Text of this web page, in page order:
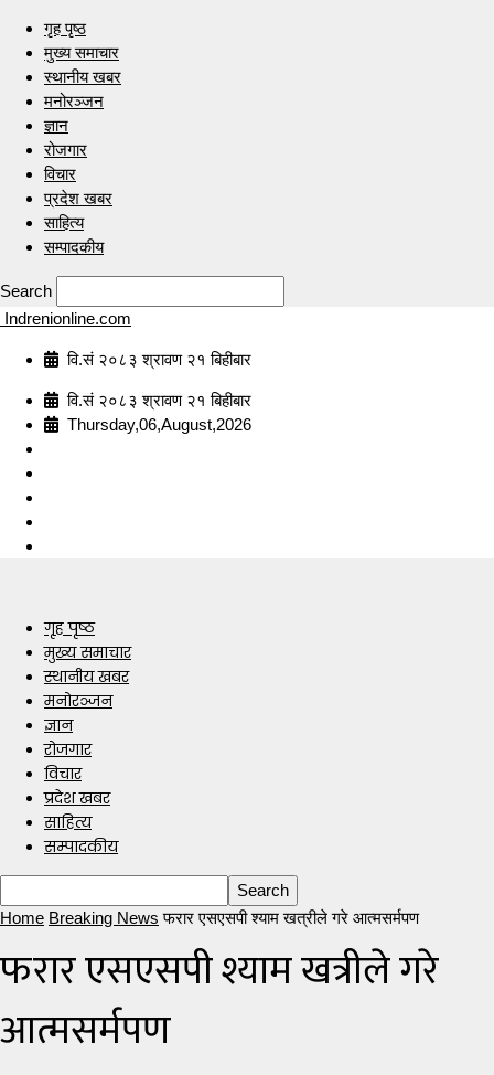
गृह पृष्ठ
मुख्य समाचार
स्थानीय खबर
मनोरञ्जन
ज्ञान
रोजगार
विचार
प्रदेश खबर
साहित्य
सम्पादकीय
Search
Indrenionline.com
वि.सं २०८३ श्रावण २१ बिहीबार
वि.सं २०८३ श्रावण २१ बिहीबार
Thursday,06,August,2026
गृह पृष्ठ
मुख्य समाचार
स्थानीय खबर
मनोरञ्जन
ज्ञान
रोजगार
विचार
प्रदेश खबर
साहित्य
सम्पादकीय
Home Breaking News फरार एसएसपी श्याम खत्रीले गरे आत्मसर्मपण
फरार एसएसपी श्याम खत्रीले गरे
आत्मसर्मपण